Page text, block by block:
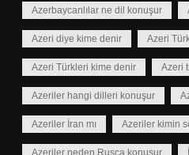
Azerbaycanlılar ne dil konuşur
Azeri diye kime denir Azeri
Azeri Türkleri kime denir Azeri
Azeriler hangi dilleri konuşur
Azeriler İran mı Azeriler kimin
Azeriler neden Rusça konuşur